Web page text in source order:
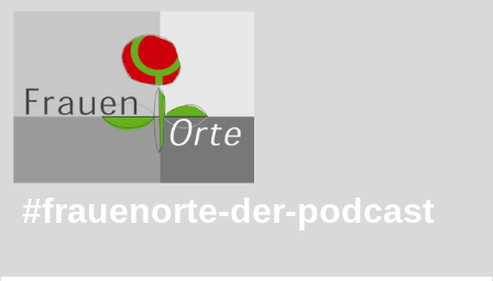
#frauenorte-der-podcast